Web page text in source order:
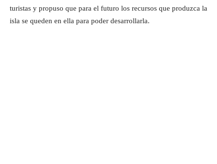
turistas y propuso que para el futuro los recursos que produzca la
isla se queden en ella para poder desarrollarla.